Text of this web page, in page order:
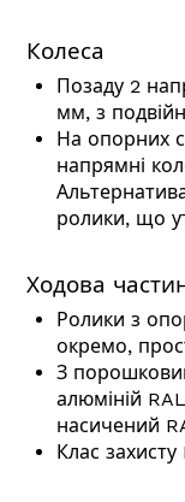
Колеса
Позаду 2
мм, з
На опорних
напрямні
ролики, що
Ходова
Ролики з
окремо,
З
алюміній
насичений
Клас